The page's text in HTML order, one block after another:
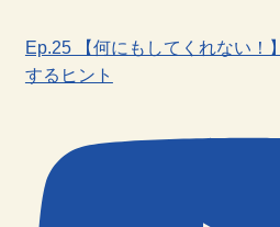
Ep.25 【何にもしてくれない！
するヒント